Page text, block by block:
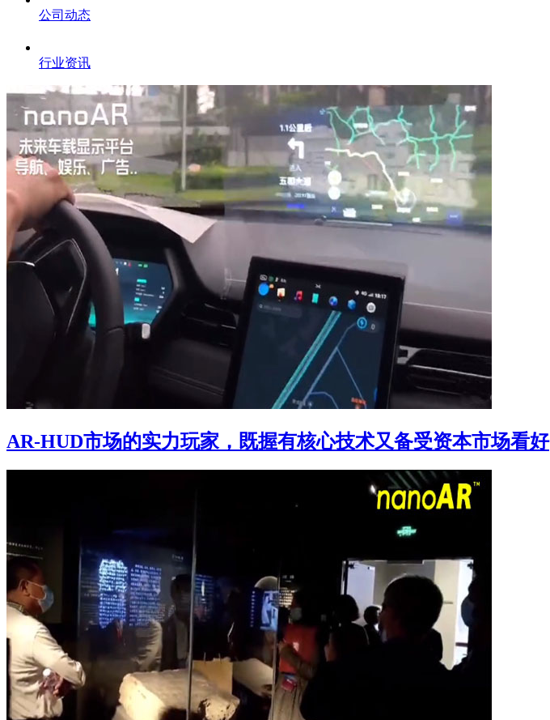
公司动态
行业资讯
AR-HUD市场的实力玩家，既握有核心技术又备受资本市场看好